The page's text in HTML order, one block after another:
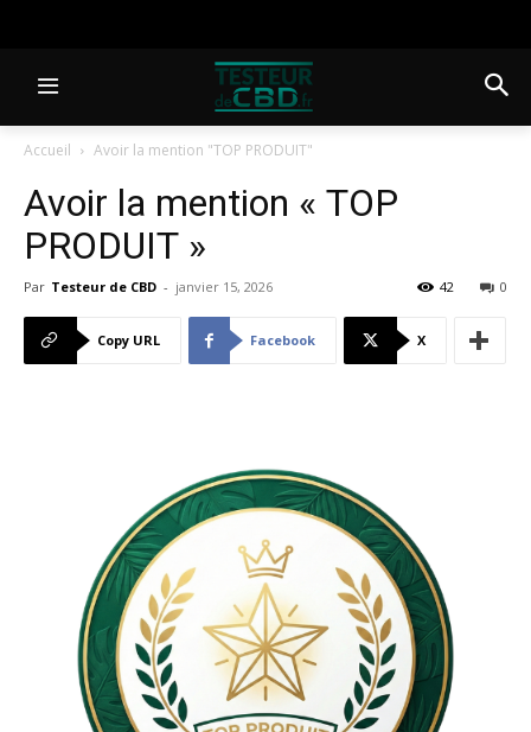
Accueil Avoir la mention "TOP PRODUIT"
Avoir la mention « TOP
PRODUIT »
Par Testeur de CBD - janvier 15, 2026 0
42
Copy URL Facebook X